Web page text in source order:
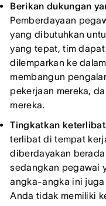
Berikan dukungan
Pemberdayaan
yang dibutuhkan
yang tepat, tim
dilemparkan ke
membangun
pekerjaan mereka,
mereka.
Tingkatkan
terlibat di tempat
diberdayakan
sedangkan pegawai
angka-angka ini
Anda tidak memiliki